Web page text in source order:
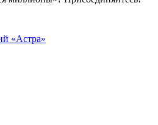
«Астра»